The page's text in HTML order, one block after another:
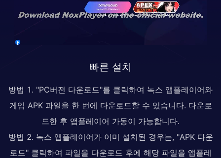
빠른 설치
방법 1. "PC버전 다운로드"를 클릭하여 녹스 앱플레이어와
게임 APK 파일을 한 번에 다운로드할 수 있습니다. 다운로
드한 후 앱플레이어 가동이 가능합니다.
방법 2. 녹스 앱플레이어가 이미 설치된 경우는, "APK 다운
로드" 클릭하여 파일을 다운로드 후에 해당 파일을 앱플레